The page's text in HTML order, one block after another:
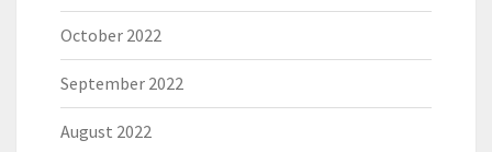
October 2022
September 2022
August 2022